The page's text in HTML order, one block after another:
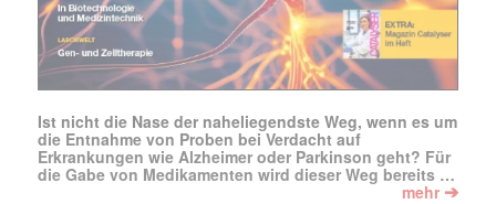
Ist nicht die Nase der naheliegendste Weg, wenn es um
die Entnahme von Proben bei Verdacht auf
Erkrankungen wie Alzheimer oder Parkinson geht? Für
die Gabe von Medikamenten wird dieser Weg bereits …
mehr ➔